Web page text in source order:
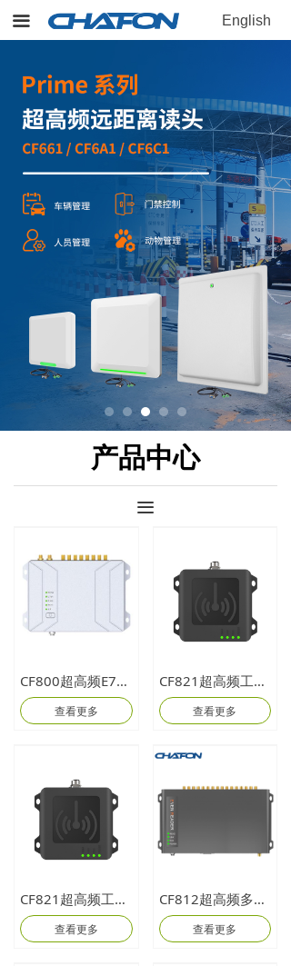
끀 English
끀
产品中心
CF800超高频E710多通道读写器
查看更多
CF821超高频工业读写器
查看更多
CF821超高频工业读写器
查看更多
CF812超高频多通道读写器
查看更多